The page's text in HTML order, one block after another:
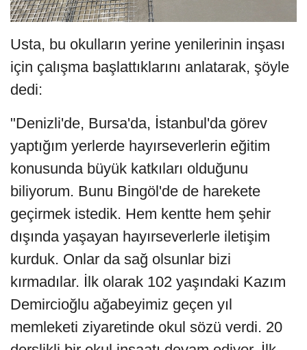
Usta, bu okulların yerine yenilerinin inşası
için çalışma başlattıklarını anlatarak, şöyle
dedi:
"Denizli'de, Bursa'da, İstanbul'da görev
yaptığım yerlerde hayırseverlerin eğitim
konusunda büyük katkıları olduğunu
biliyorum. Bunu Bingöl'de de harekete
geçirmek istedik. Hem kentte hem şehir
dışında yaşayan hayırseverlerle iletişim
kurduk. Onlar da sağ olsunlar bizi
kırmadılar. İlk olarak 102 yaşındaki Kazım
Demircioğlu ağabeyimiz geçen yıl
memleketi ziyaretinde okul sözü verdi. 20